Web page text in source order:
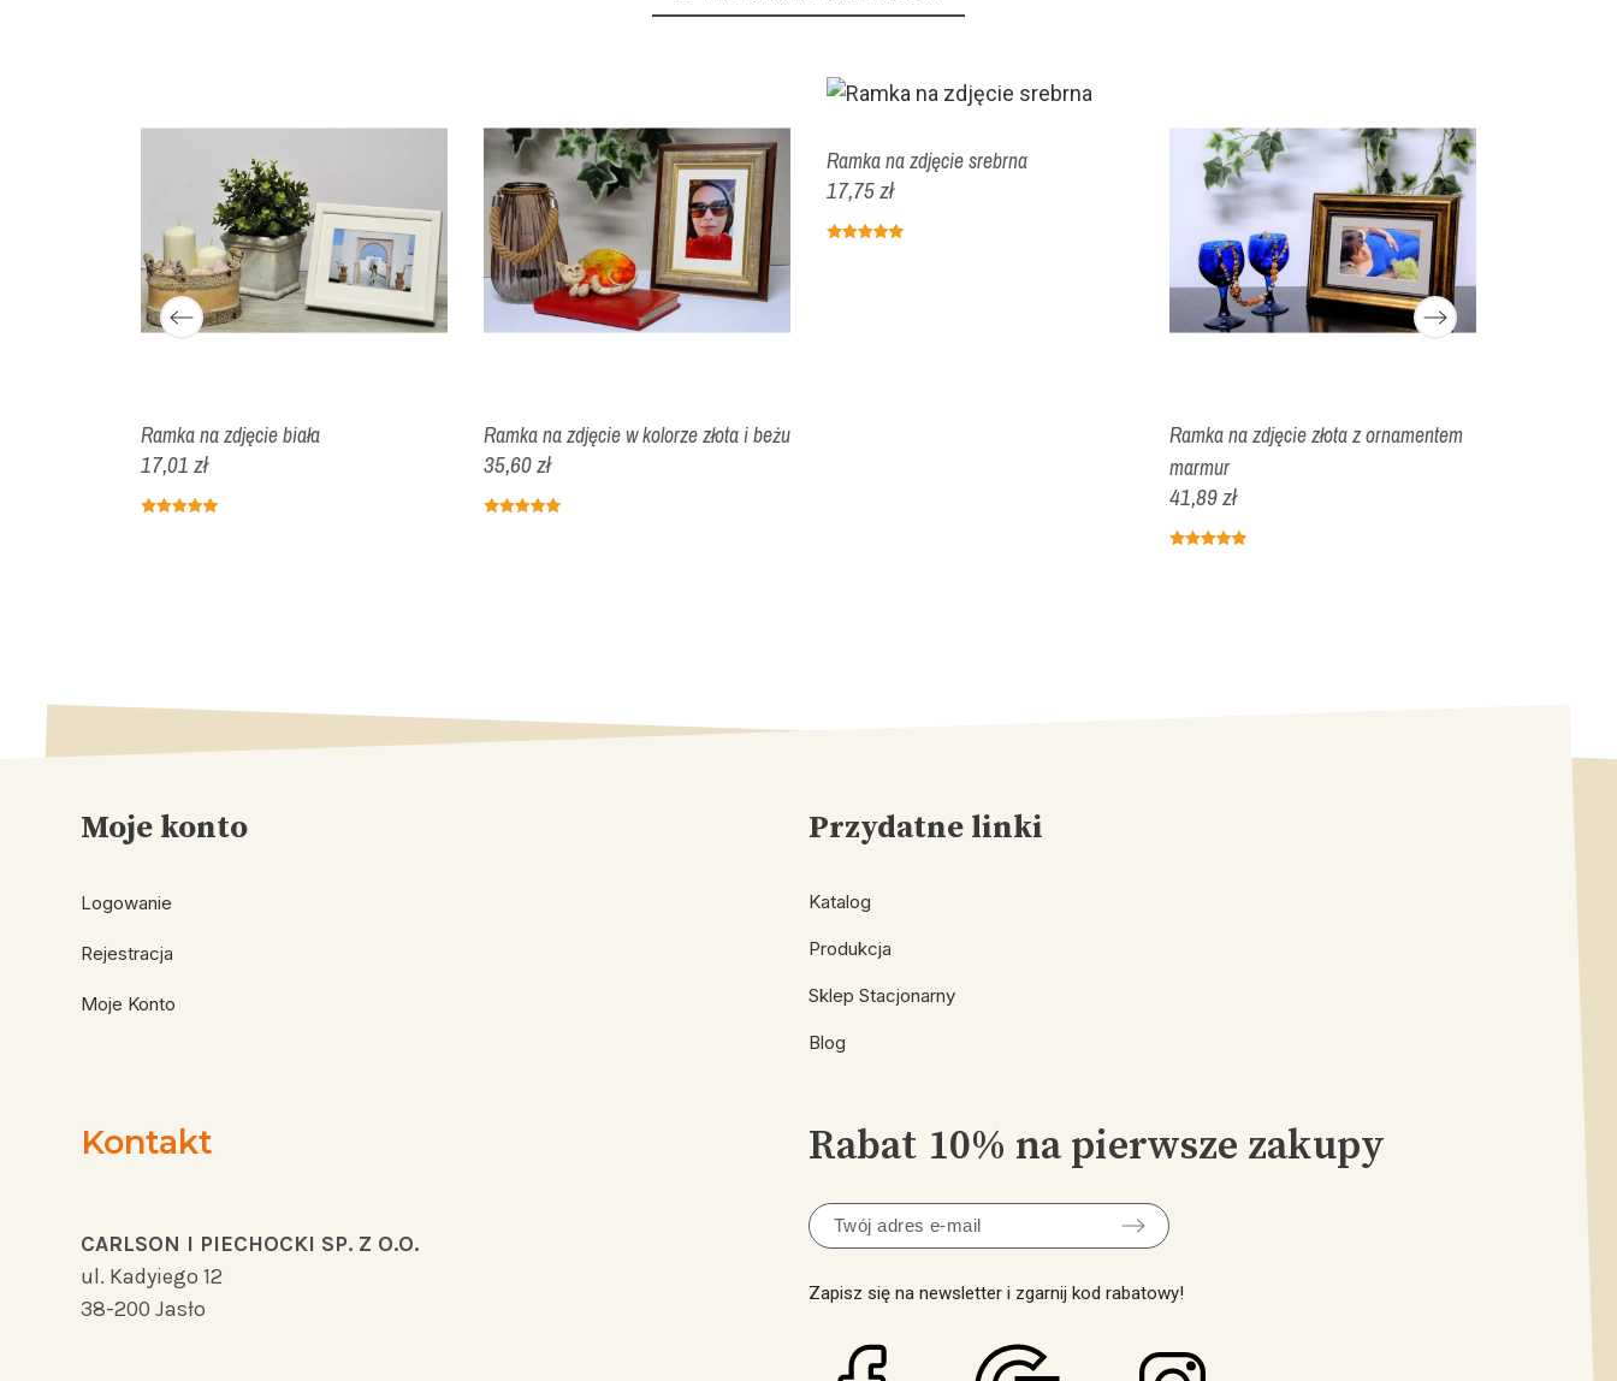
Ramka na zdjęcie biała
17,01 zł
Ramka na zdjęcie w kolorze złota i beżu
35,60 zł
Ramka na zdjęcie srebrna
17,75 zł
Ramka na zdjęcie złota z ornamentem
marmur
41,89 zł
Moje konto
Logowanie
Rejestracja
Moje Konto
Przydatne linki
Katalog
Produkcja
Sklep Stacjonarny
Blog
Kontakt
CARLSON I PIECHOCKI SP. Z O.O.
ul. Kadyiego 12
38-200 Jasło
Rabat 10% na pierwsze zakupy
Zapisz się na newsletter i zgarnij kod rabatowy!